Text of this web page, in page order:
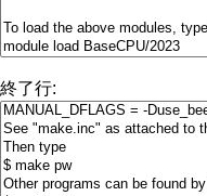
終了行: